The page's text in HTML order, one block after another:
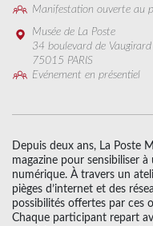
Manifestation ouverte au
Musée de La Poste
34 boulevard de Vaugirard
75015 PARIS
Evénement en présentiel
Depuis deux ans, La Poste
magazine pour sensibiliser
numérique. À travers un
pièges d’internet et des
possibilités offertes par ces
Chaque participant repart